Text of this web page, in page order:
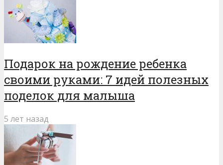
Подарок на рождение ребенка
своими руками: 7 идей полезных
поделок для малыша
5 лет назад